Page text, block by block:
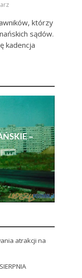
którzy
sądów.
kadencja
–
atrakcji na